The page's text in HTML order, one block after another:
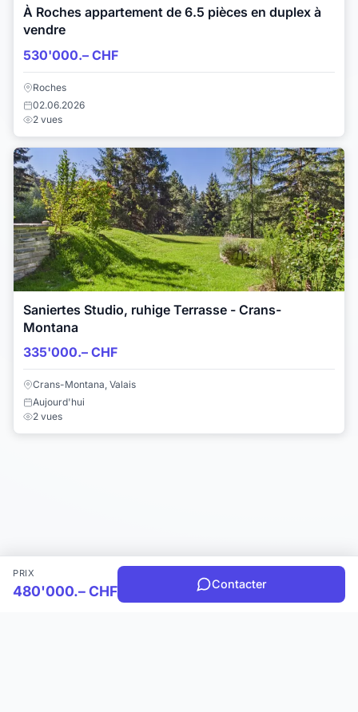
À Roches appartement de 6.5 pièces en duplex à
vendre
530'000.– CHF
Roches
02.06.2026
2 vues
Saniertes Studio, ruhige Terrasse - Crans-
Montana
335'000.– CHF
Crans-Montana, Valais
Aujourd'hui
2 vues
PRIX
480'000.– CHF Contacter